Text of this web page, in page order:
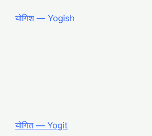
योगिश ― Yogish
योगित ― Yogit